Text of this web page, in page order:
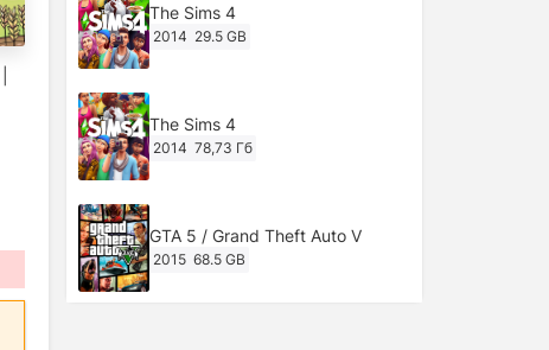
The Sims 4
2014 29.5 GB
The Sims 4
2014 78,73 Гб
GTA 5 / Grand Theft Auto V
2015 68.5 GB